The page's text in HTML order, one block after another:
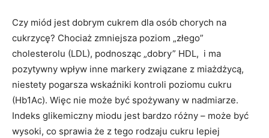
Czy miód jest dobrym cukrem dla osób chorych na
cukrzycę? Chociaż zmniejsza poziom „złego”
cholesterolu (LDL), podnosząc „dobry” HDL, i ma
pozytywny wpływ inne markery związane z miażdżycą,
niestety pogarsza wskaźniki kontroli poziomu cukru
(Hb1Ac). Więc nie może być spożywany w nadmiarze.
Indeks glikemiczny miodu jest bardzo różny – może być
wysoki, co sprawia że z tego rodzaju cukru lepiej